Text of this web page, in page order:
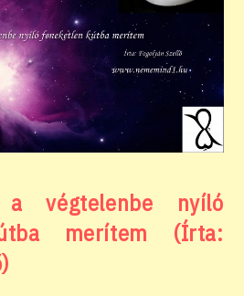
a végtelenbe nyíló
merítem (Írta: